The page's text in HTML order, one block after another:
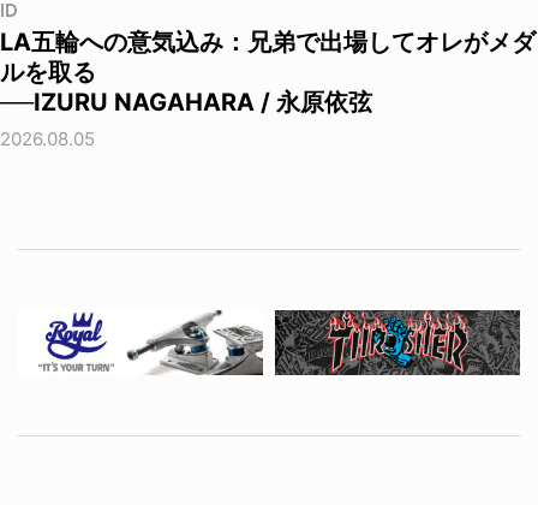
ID
LA五輪への意気込み：兄弟で出場してオレがメダ
ルを取る
──IZURU NAGAHARA / 永原依弦
2026.08.05